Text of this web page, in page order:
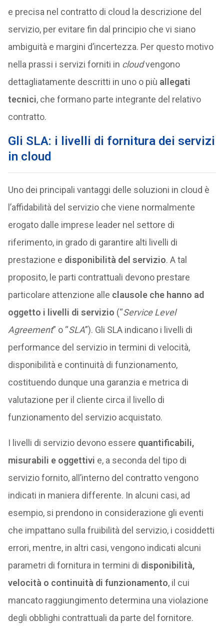
e precisa nel contratto di cloud la descrizione del
servizio, per evitare fin dal principio che vi siano
ambiguità e margini d’incertezza. Per questo motivo
nella prassi i servizi forniti in cloudvengono
dettagliatamente descritti in uno o più allegati
tecnici, che formano parte integrante del relativo
contratto.
Gli SLA: i livelli di fornitura dei servizi
in cloud
Uno dei principali vantaggi delle soluzioni in cloud è
l’affidabilità del servizio che viene normalmente
erogato dalle imprese leader nel settore di
riferimento, in grado di garantire alti livelli di
prestazione e disponibilità del servizio. A tal
proposito, le parti contrattuali devono prestare
particolare attenzione alle clausole che hanno ad
oggetto i livelli di servizio (“Service Level
Agreement” o “SLA”). Gli SLA indicano i livelli di
performance del servizio in termini di velocità,
disponibilità e continuità di funzionamento,
costituendo dunque una garanzia e metrica di
valutazione per il cliente circa il livello di
funzionamento del servizio acquistato.
I livelli di servizio devono essere quantificabili,
misurabili e oggettivi e, a seconda del tipo di
servizio fornito, all’interno del contratto vengono
indicati in maniera differente. In alcuni casi, ad
esempio, si prendono in considerazione gli eventi
che impattano sulla fruibilità del servizio, i cosiddetti
errori, mentre, in altri casi, vengono indicati alcuni
parametri di fornitura in termini di disponibilità,
velocità o continuità di funzionamento, il cui
mancato raggiungimento determina una violazione
degli obblighi contrattuali da parte del fornitore.